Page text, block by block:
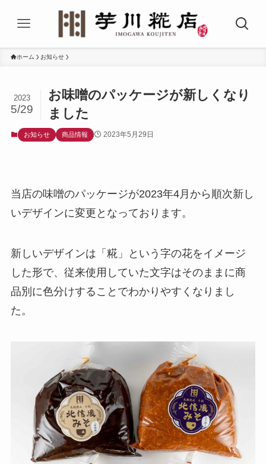
ホーム お知らせ
お味噌のパッケージが新しくなり
ました
2023
5/29
お知らせ 商品情報 2023年5月29日
当店の味噌のパッケージが2023年4月から順次新し
いデザインに変更となっております。
新しいデザインは「糀」という字の花をイメージ
した形で、従来使用していた文字はそのままに商
品別に色分けすることでわかりやすくなりまし
た。